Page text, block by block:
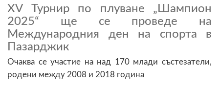
XV Турнир по плуване „Шампион
2025“ ще се проведе на
Международния ден на спорта в
Пазарджик
Очаква се участие на над 170 млади състезатели,
родени между 2008 и 2018 година